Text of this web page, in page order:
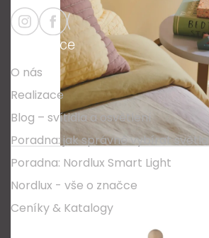
Informace
O nás
Realizace
Blog – svítidla a osvětlení
Poradna: jak správně vybírat světla
Poradna: Nordlux Smart Light
Nordlux - vše o značce
Ceníky & Katalogy